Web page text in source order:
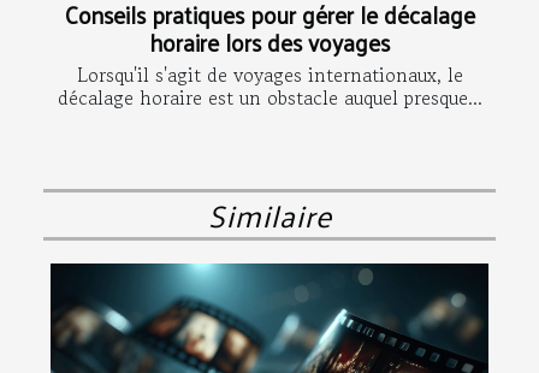
Conseils pratiques pour gérer le décalage
horaire lors des voyages
Lorsqu'il s'agit de voyages internationaux, le
décalage horaire est un obstacle auquel presque...
Similaire